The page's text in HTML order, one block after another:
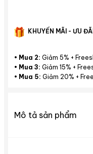
KHUYẾN MÃI - ƯU ĐÃI
• Mua 2: Giảm 5% +
• Mua 3: Giảm 15% +
• Mua 5: Giảm 20% +
Mô tả sản phẩm